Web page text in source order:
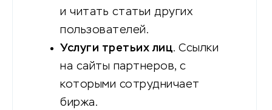
и читать статьи других
пользователей.
Услуги третьих лиц. Ссылки
на сайты партнеров, с
которыми сотрудничает
биржа.